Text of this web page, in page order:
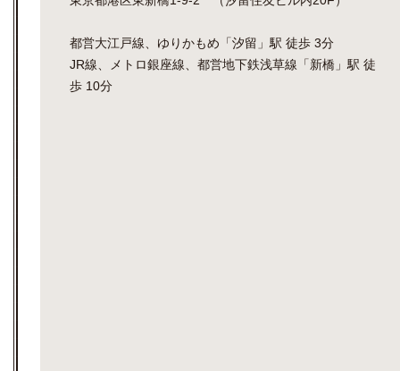
都営大江戸線、ゆりかもめ「汐留」駅 徒歩 3分
JR線、メトロ銀座線、都営地下鉄浅草線「新橋」駅 徒
歩 10分